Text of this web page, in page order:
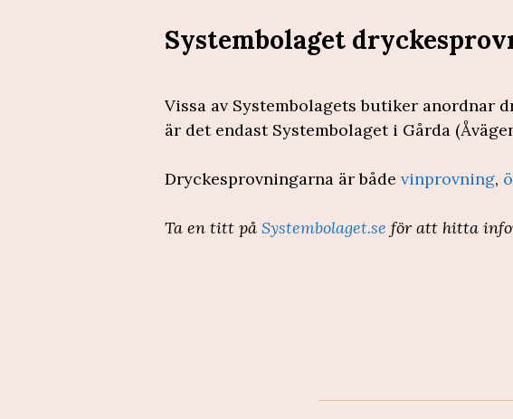
Systembolaget
Vissa av Systembolagets butiker anordnar
är det endast Systembolaget i Gårda
Dryckesprovningarna är både vinprovning,
Ta en titt på Systembolaget.se för att hitta